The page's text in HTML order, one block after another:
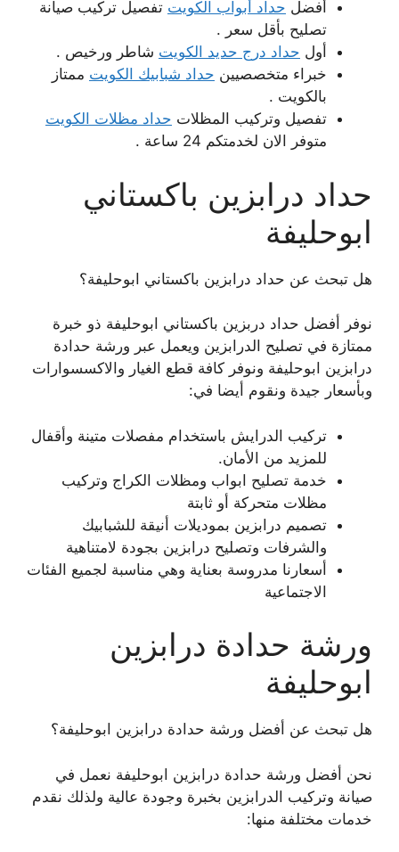
أفضل حداد أبواب الكويت تفصيل تركيب صيانة
تصليح بأقل سعر .
أول حداد درج حديد الكويت شاطر ورخيص .
خبراء متخصصيين حداد شبابيك الكويت ممتاز
بالكويت .
تفصيل وتركيب المظلات حداد مظلات الكويت
متوفر الان لخدمتكم 24 ساعة .
حداد درابزين باكستاني
ابوحليفة
هل تبحث عن حداد درابزين باكستاني ابوحليفة؟
نوفر أفضل حداد دربزين باكستاني ابوحليفة ذو خبرة
ممتازة في تصليح الدرابزين ويعمل عبر ورشة حدادة
درابزين ابوحليفة ونوفر كافة قطع الغيار والاكسسوارات
وبأسعار جيدة ونقوم أيضا في:
تركيب الدرايش باستخدام مفصلات متينة وأقفال
للمزيد من الأمان.
خدمة تصليح ابواب ومظلات الكراج وتركيب
مظلات متحركة أو ثابتة
تصميم درابزين بموديلات أنيقة للشبابيك
والشرفات وتصليح درابزين بجودة لامتناهية
أسعارنا مدروسة بعناية وهي مناسبة لجميع الفئات
الاجتماعية
ورشة حدادة درابزين
ابوحليفة
هل تبحث عن أفضل ورشة حدادة درابزين ابوحليفة؟
نحن أفضل ورشة حدادة درابزين ابوحليفة نعمل في
صيانة وتركيب الدرابزين بخبرة وجودة عالية ولذلك نقدم
خدمات مختلفة منها: